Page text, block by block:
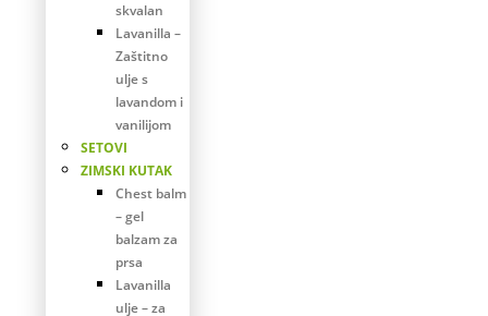
skvalan
Lavanilla –
Zaštitno
ulje s
lavandom i
vanilijom
SETOVI
ZIMSKI KUTAK
Chest balm
– gel
balzam za
prsa
Lavanilla
ulje – za